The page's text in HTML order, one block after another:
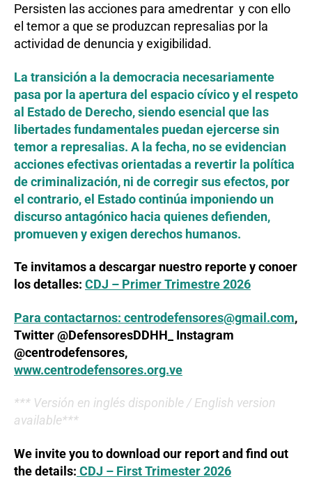
Persisten las acciones para amedrentar y con ello
el temor a que se produzcan represalias por la
actividad de denuncia y exigibilidad.
La transición a la democracia necesariamente
pasa por la apertura del espacio cívico y el respeto
al Estado de Derecho, siendo esencial que las
libertades fundamentales puedan ejercerse sin
temor a represalias. A la fecha, no se evidencian
acciones efectivas orientadas a revertir la política
de criminalización, ni de corregir sus efectos, por
el contrario, el Estado continúa imponiendo un
discurso antagónico hacia quienes defienden,
promueven y exigen derechos humanos.
Te invitamos a descargar nuestro reporte y conoer
los detalles: CDJ – Primer Trimestre 2026
Para contactarnos: centrodefensores@gmail.com,
Twitter @DefensoresDDHH_ Instagram
@centrodefensores,
www.centrodefensores.org.ve
*** Versión en inglés disponible / English version
available***
We invite you to download our report and find out
the details: CDJ – First Trimester 2026